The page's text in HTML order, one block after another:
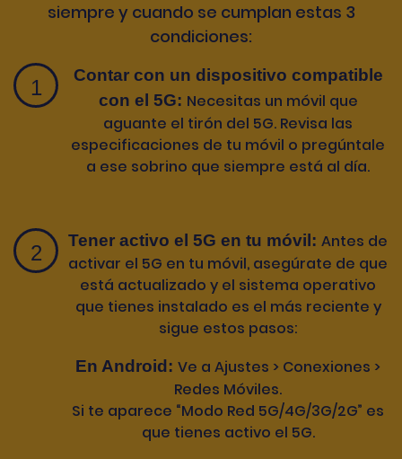
siempre y cuando se cumplan estas 3
condiciones:
Contar con un dispositivo compatible
con el 5G: Necesitas un móvil que
aguante el tirón del 5G. Revisa las
especificaciones de tu móvil o pregúntale
a ese sobrino que siempre está al día.
Tener activo el 5G en tu móvil: Antes de
activar el 5G en tu móvil, asegúrate de que
está actualizado y el sistema operativo
que tienes instalado es el más reciente y
sigue estos pasos:
En Android: Ve a Ajustes > Conexiones >
Redes Móviles.
Si te aparece “Modo Red 5G/4G/3G/2G” es
que tienes activo el 5G.